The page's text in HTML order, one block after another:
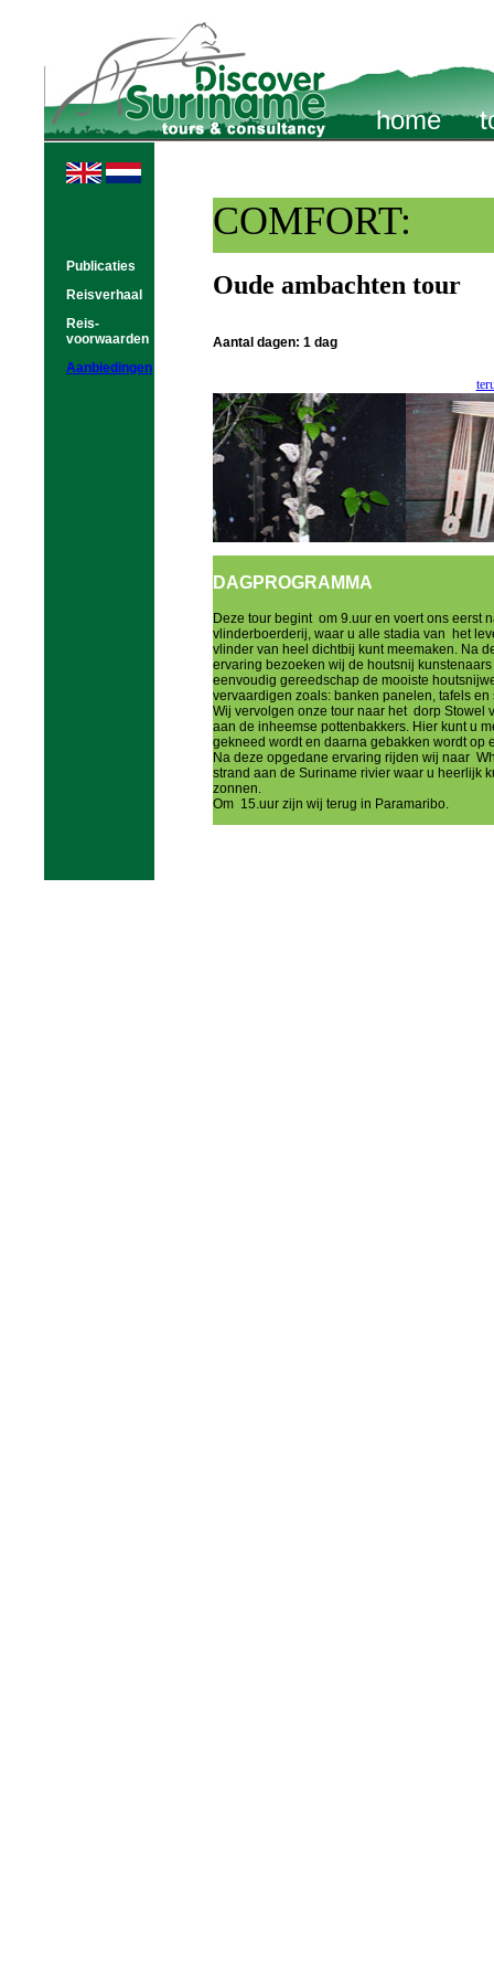
home
Publicaties
Reisverhaal
Reis-
voorwaarden
Aanbiedingen
COMFORT:
Oude ambachten tour
Aantal dagen: 1 dag
DAGPROGRAMMA
Deze tour begint om 9.uur en voert ons eerst
vlinderboerderij, waar u alle stadia van het
vlinder van heel dichtbij kunt meemaken. Na
ervaring bezoeken wij de houtsnij
eenvoudig gereedschap de mooiste
vervaardigen zoals: banken panelen, tafels en
Wij vervolgen onze tour naar het dorp Stowel
aan de inheemse pottenbakkers. Hier kunt u
gekneed wordt en daarna gebakken wordt op
Na deze opgedane ervaring rijden wij naar
strand aan de Suriname rivier waar u heerlijk
zonnen.
Om 15.uur zijn wij terug in Paramaribo.